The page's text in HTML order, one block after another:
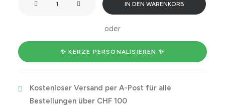
IN DEN WARENKORB
oder
✨ KERZE PERSONALISIEREN ✨
Kostenloser Versand per A-Post für alle
Bestellungen über CHF 100